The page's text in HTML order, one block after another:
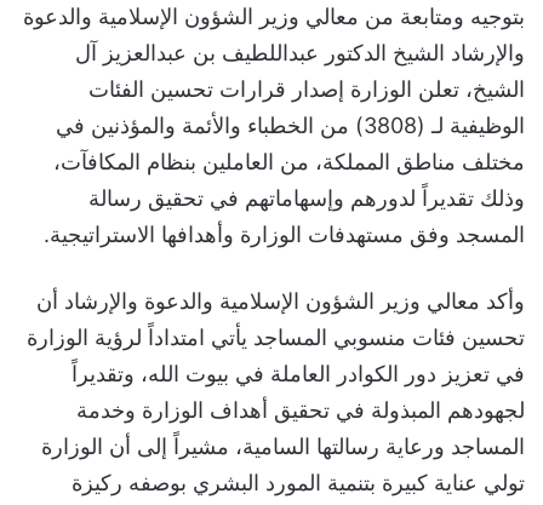
بتوجيه ومتابعة من معالي وزير الشؤون الإسلامية والدعوة
والإرشاد الشيخ الدكتور عبداللطيف بن عبدالعزيز آل
الشيخ، تعلن الوزارة إصدار قرارات تحسين الفئات
الوظيفية لـ (3808) من الخطباء والأئمة والمؤذنين في
مختلف مناطق المملكة، من العاملين بنظام المكافآت،
وذلك تقديراً لدورهم وإسهاماتهم في تحقيق رسالة
المسجد وفق مستهدفات الوزارة وأهدافها الاستراتيجية.
وأكد معالي وزير الشؤون الإسلامية والدعوة والإرشاد أن
تحسين فئات منسوبي المساجد يأتي امتداداً لرؤية الوزارة
في تعزيز دور الكوادر العاملة في بيوت الله، وتقديراً
لجهودهم المبذولة في تحقيق أهداف الوزارة وخدمة
المساجد ورعاية رسالتها السامية، مشيراً إلى أن الوزارة
تولي عناية كبيرة بتنمية المورد البشري بوصفه ركيزة